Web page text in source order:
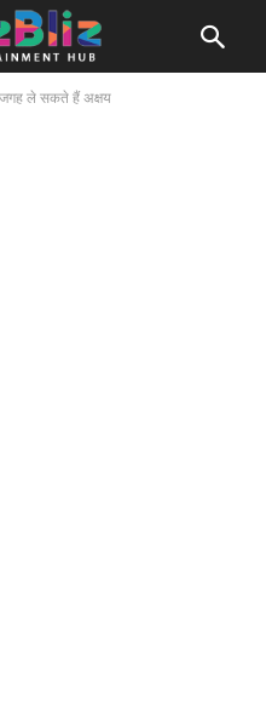
जगह ले सकते हैं अक्षय